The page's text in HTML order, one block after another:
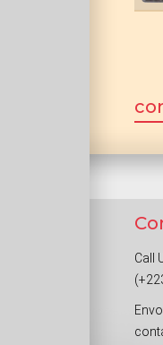
Call